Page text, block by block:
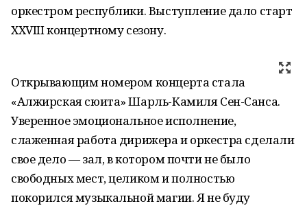
оркестром республики. Выступление дало старт
XXVIII концертному сезону.
Открывающим номером концерта стала
«Алжирская сюита» Шарль-Камиля Сен-Санса.
Уверенное эмоциональное исполнение,
слаженная работа дирижера и оркестра сделали
свое дело — зал, в котором почти не было
свободных мест, целиком и полностью
покорился музыкальной магии. Я не буду